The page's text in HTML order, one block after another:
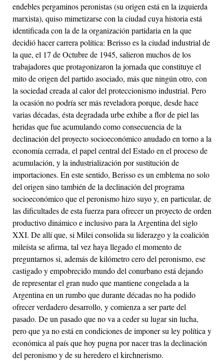
endebles pergaminos peronistas (su origen está en la izquierda
marxista), quiso mimetizarse con la ciudad cuya historia está
identificada con la de la organización partidaria en la que
decidió hacer carrera política: Berisso es la ciudad industrial de
la que, el 17 de Octubre de 1945, salieron muchos de los
trabajadores que protagonizaron la jornada que constituye el
mito de origen del partido asociado, más que ningún otro, con
la sociedad creada al calor del proteccionismo industrial. Pero
la ocasión no podría ser más reveladora porque, desde hace
varias décadas, ésta degradada urbe exhibe a flor de piel las
heridas que fue acumulando como consecuencia de la
declinación del proyecto socioeconómico anudado en torno a la
economía cerrada, el papel central del Estado en el proceso de
acumulación, y la industrialización por sustitución de
importaciones. En este sentido, Berisso es un emblema no solo
del origen sino también de la declinación del programa
socioeconómico que el peronismo hizo suyo y, en particular, de
las dificultades de esta fuerza para ofrecer un proyecto de orden
productivo dinámico e inclusivo para la Argentina del siglo
XXI. De allí que, si Milei consolida su liderazgo y la coalición
mileísta se afirma, tal vez haya llegado el momento de
preguntarnos si, además de kilómetro cero del peronismo, ese
castigado y empobrecido mundo del conurbano está dejando
de representar el gran nudo que mantiene congelada a la
Argentina en un rumbo que durante décadas no ha podido
ofrecer verdadero desarrollo, y comienza a ser parte del
pasado. De un pasado que no va a ceder su lugar sin lucha,
pero que ya no está en condiciones de imponer su ley política y
económica al país que hoy pugna por nacer tras la declinación
del peronismo y de su heredero el kirchnerismo.